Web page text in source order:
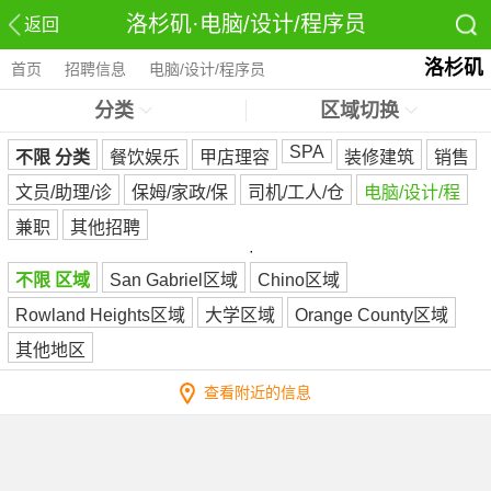
返回 洛杉矶·电脑/设计/程序员
首页 招聘信息 电脑/设计/程序员
洛杉矶
分类
区域切换
不限 分类 餐饮娱乐 甲店理容 SPA 装修建筑
销售
文员/助理/诊
保姆/家政/保 司机/工人/仓
电脑/设计/程
兼职
其他招聘
·
不限 区域 San Gabriel区域
Chino区域
Rowland Heights区域
大学区域
Orange County区域
其他地区
查看附近的信息